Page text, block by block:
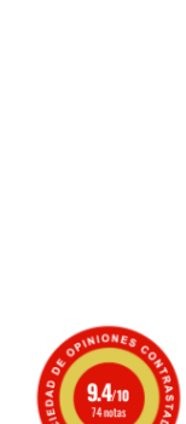
9.4/10
74 notas